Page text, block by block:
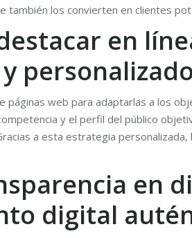
también los convierten en clientes
en
web para adaptarlas a los
y el perfil del público
a esta estrategia personalizada,
en
digital